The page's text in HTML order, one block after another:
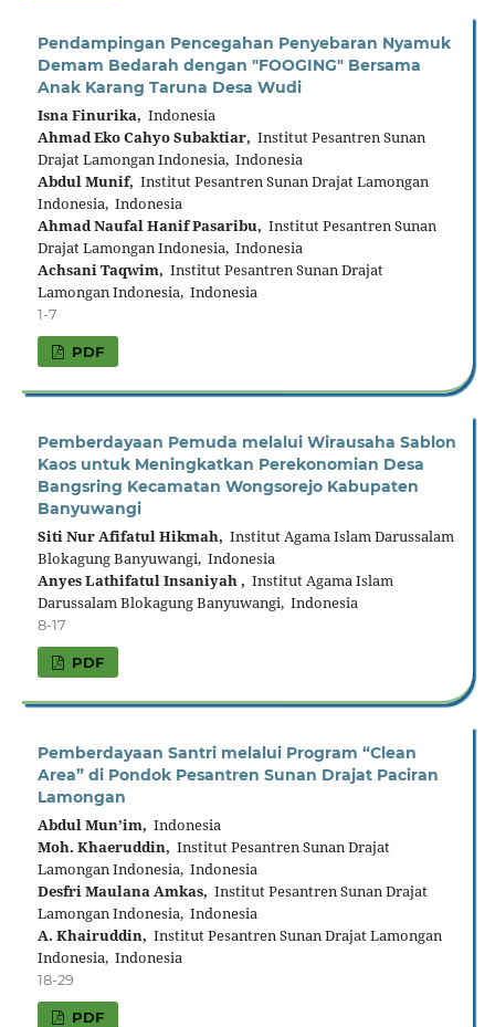
Pendampingan Pencegahan Penyebaran Nyamuk
Demam Bedarah dengan "FOOGING" Bersama
Anak Karang Taruna Desa Wudi
Isna Finurika, Indonesia
Ahmad Eko Cahyo Subaktiar, Institut Pesantren Sunan
Drajat Lamongan Indonesia, Indonesia
Abdul Munif, Institut Pesantren Sunan Drajat Lamongan
Indonesia, Indonesia
Ahmad Naufal Hanif Pasaribu, Institut Pesantren Sunan
Drajat Lamongan Indonesia, Indonesia
Achsani Taqwim, Institut Pesantren Sunan Drajat
Lamongan Indonesia, Indonesia
1-7
PDF
Pemberdayaan Pemuda melalui Wirausaha Sablon
Kaos untuk Meningkatkan Perekonomian Desa
Bangsring Kecamatan Wongsorejo Kabupaten
Banyuwangi
Siti Nur Afifatul Hikmah, Institut Agama Islam Darussalam
Blokagung Banyuwangi, Indonesia
Anyes Lathifatul Insaniyah , Institut Agama Islam
Darussalam Blokagung Banyuwangi, Indonesia
8-17
PDF
Pemberdayaan Santri melalui Program “Clean
Area” di Pondok Pesantren Sunan Drajat Paciran
Lamongan
Abdul Mun’im, Indonesia
Moh. Khaeruddin, Institut Pesantren Sunan Drajat
Lamongan Indonesia, Indonesia
Desfri Maulana Amkas, Institut Pesantren Sunan Drajat
Lamongan Indonesia, Indonesia
A. Khairuddin, Institut Pesantren Sunan Drajat Lamongan
Indonesia, Indonesia
18-29
PDF